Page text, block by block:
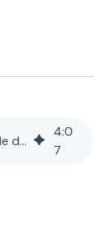
Gestión documental y gestión de datos ¿Qué es?
4:0
7